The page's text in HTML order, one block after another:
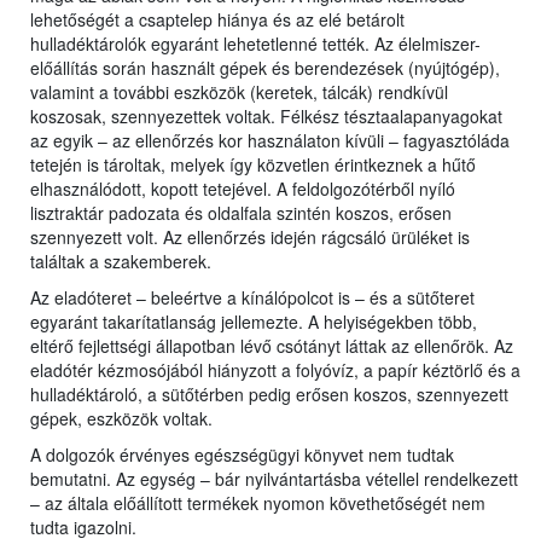
lehetőségét a csaptelep hiánya és az elé betárolt
hulladéktárolók egyaránt lehetetlenné tették. Az élelmiszer-
előállítás során használt gépek és berendezések (nyújtógép),
valamint a további eszközök (keretek, tálcák) rendkívül
koszosak, szennyezettek voltak. Félkész tésztaalapanyagokat
az egyik – az ellenőrzés kor használaton kívüli – fagyasztóláda
tetején is tároltak, melyek így közvetlen érintkeznek a hűtő
elhasználódott, kopott tetejével. A feldolgozótérből nyíló
lisztraktár padozata és oldalfala szintén koszos, erősen
szennyezett volt. Az ellenőrzés idején rágcsáló ürüléket is
találtak a szakemberek.
Az eladóteret – beleértve a kínálópolcot is – és a sütőteret
egyaránt takarítatlanság jellemezte. A helyiségekben több,
eltérő fejlettségi állapotban lévő csótányt láttak az ellenőrök. Az
eladótér kézmosójából hiányzott a folyóvíz, a papír kéztörlő és a
hulladéktároló, a sütőtérben pedig erősen koszos, szennyezett
gépek, eszközök voltak.
A dolgozók érvényes egészségügyi könyvet nem tudtak
bemutatni. Az egység – bár nyilvántartásba vétellel rendelkezett
– az általa előállított termékek nyomon követhetőségét nem
tudta igazolni.